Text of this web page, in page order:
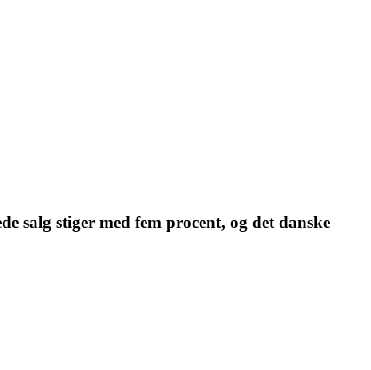
salg stiger med fem procent, og det danske